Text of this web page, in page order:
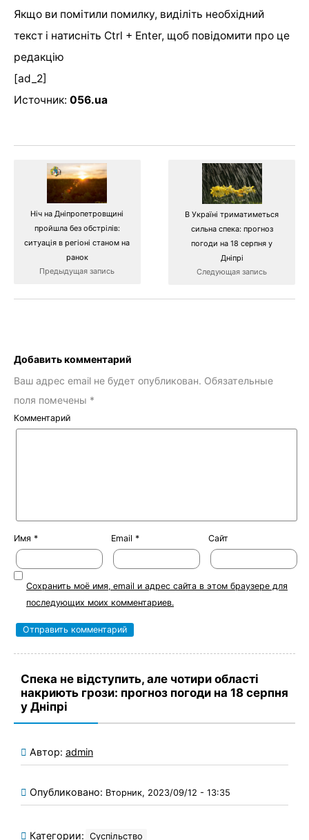
Якщо ви помітили помилку, виділіть необхідний
текст і натисніть Ctrl + Enter, щоб повідомити про це
редакцію
[ad_2]
Источник: 056.ua
Ніч на Дніпропетровщині
пройшла без обстрілів:
ситуація в регіоні станом на
ранок
Предыдущая запись
В Україні триматиметься
сильна спека: прогноз
погоди на 18 серпня у
Дніпрі
Следующая запись
Добавить комментарий
Ваш адрес email не будет опубликован. Обязательные
поля помечены *
Комментарий
Имя * Email * Сайт
Сохранить моё имя, email и адрес сайта в этом браузере для
последующих моих комментариев.
Спека не відступить, але чотири області
накриють грози: прогноз погоди на 18 серпня
у Дніпрі
Автор: admin
Опубликовано: Вторник, 2023/09/12 - 13:35
Категории: Суспільство